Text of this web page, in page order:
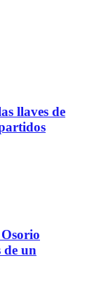
llaves de
de un